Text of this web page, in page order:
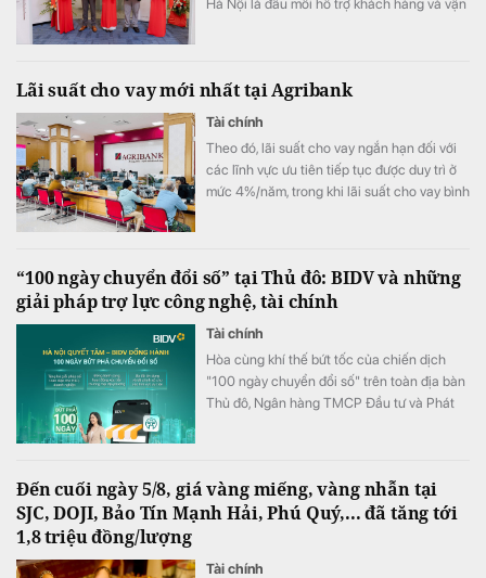
Hà Nội là đầu mối hỗ trợ khách hàng và vận
Lãi suất cho vay mới nhất tại Agribank
Tài chính
Theo đó, lãi suất cho vay ngắn hạn đối với
các lĩnh vực ưu tiên tiếp tục được duy trì ở
mức 4%/năm, trong khi lãi suất cho vay bình
“100 ngày chuyển đổi số” tại Thủ đô: BIDV và những
giải pháp trợ lực công nghệ, tài chính
Tài chính
Hòa cùng khí thế bứt tốc của chiến dịch
"100 ngày chuyển đổi số" trên toàn địa bàn
Thủ đô, Ngân hàng TMCP Đầu tư và Phát
các đơn vị sự nghiệp.
Đến cuối ngày 5/8, giá vàng miếng, vàng nhẫn tại
SJC, DOJI, Bảo Tín Mạnh Hải, Phú Quý,... đã tăng tới
1,8 triệu đồng/lượng
Tài chính